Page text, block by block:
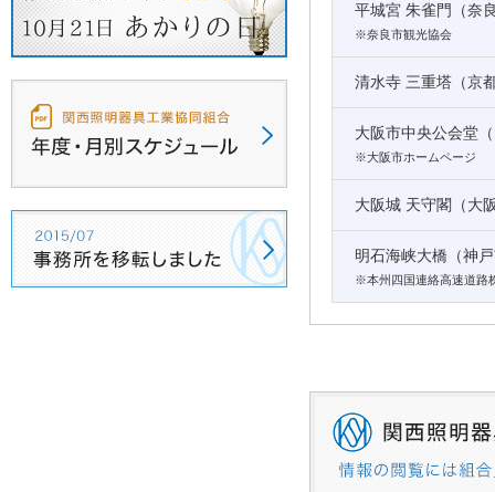
平城宮 朱雀門（奈
※奈良市観光協会
清水寺 三重塔（京
大阪市中央公会堂
※大阪市ホームページ
大阪城 天守閣（大
明石海峡大橋（神
※本州四国連絡高速道路